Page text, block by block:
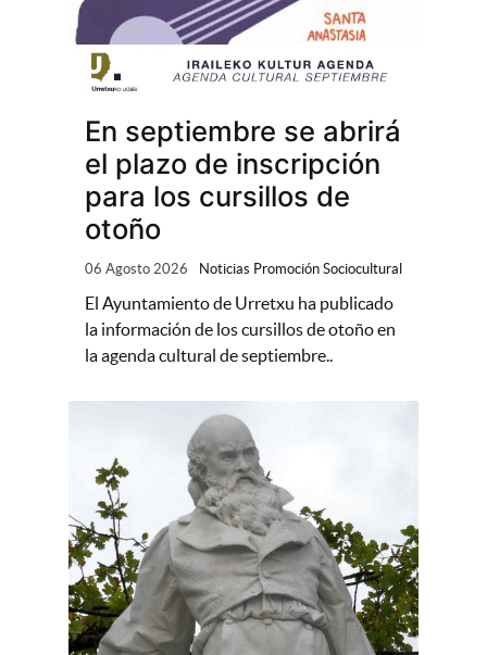
En septiembre se abrirá
el plazo de inscripción
para los cursillos de
otoño
06 Agosto 2026 Noticias Promoción Sociocultural
El Ayuntamiento de Urretxu ha publicado
la información de los cursillos de otoño en
la agenda cultural de septiembre..